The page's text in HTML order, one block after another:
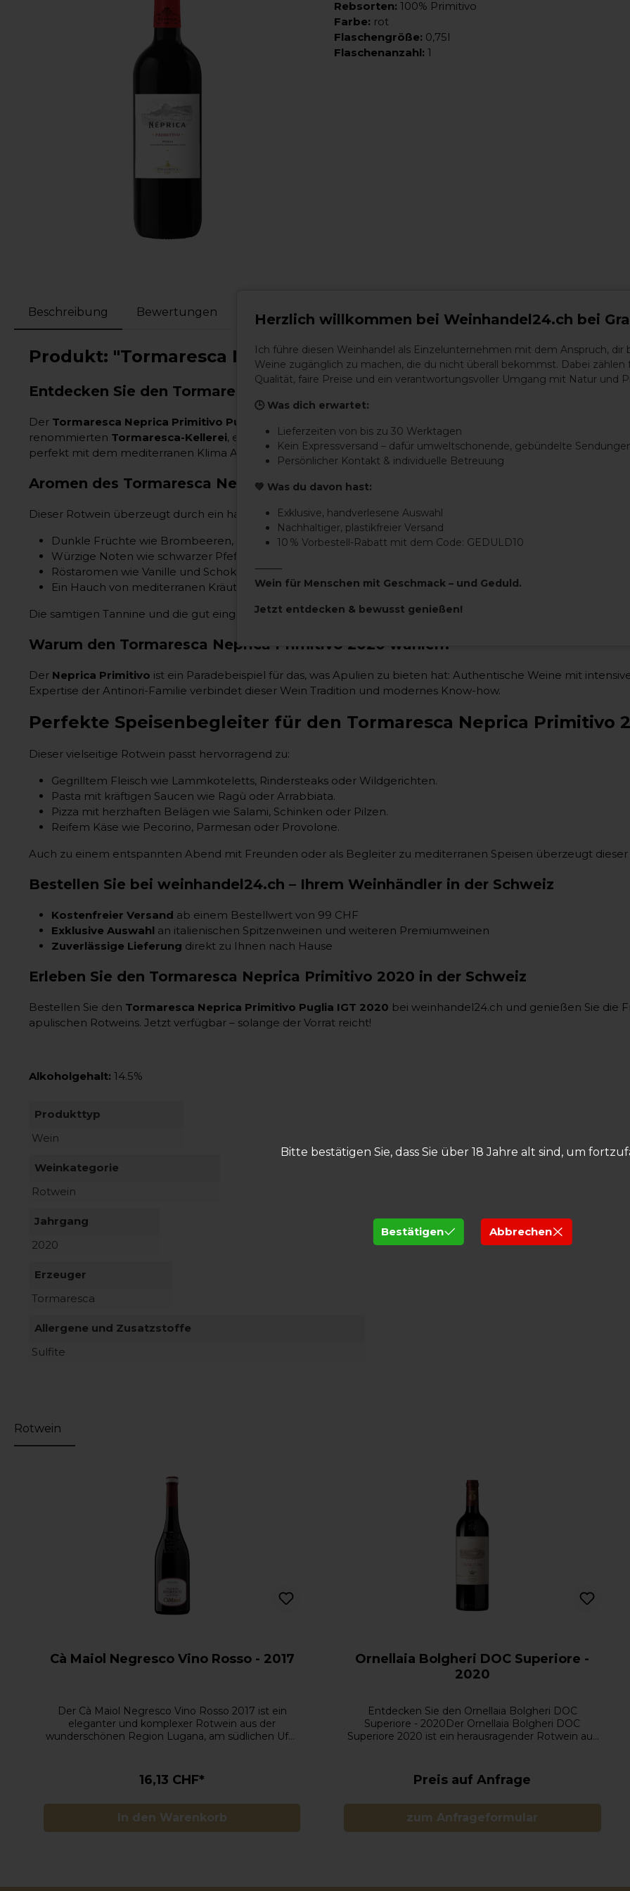
Bitte bestätigen Sie, dass Sie über 18 Jahre alt sind, um
Bestätigen Abbrechen
Rebsorten: 100% Primitivo
Farbe: rot
Flaschengröße: 0,75l
Flaschenanzahl: 1
Beschreibung Bewertungen
Produkt: "Tormaresca Neprica Primitivo Puglia IGT - 2020"
Entdecken Sie den Tormaresca Neprica Primitivo Puglia IGT - 2020
Der Tormaresca Neprica Primitivo Puglia IGT 2020 ist ein vollmundiger und ausdrucksstarker Rotwein aus
renommierten Tormaresca-Kellerei, einer Marke der berühmten Familie Antinori, repräsentiert dieser Wein
perfekt mit dem mediterranen Klima Apuliens harmoniert.
Aromen des Tormaresca Neprica Primitivo 2020: Fruchtig und Würzig
Dieser Rotwein überzeugt durch ein harmonisches und intensives Aromenspektrum:
Dunkle Früchte wie Brombeeren, Schwarzkirschen und reife Pflaumen, die für eine saftige Fruchtigkeit
Würzige Noten wie schwarzer Pfeffer und Lakritz, die Tiefe und Komplexität verleihen.
Röstaromen wie Vanille und Schokolade, die durch den dezenten Ausbau im Holzfass entstehen.
Ein Hauch von mediterranen Kräutern, der an die sonnenverwöhnte Landschaft Apuliens erinnert.
Die samtigen Tannine und die gut eingebundene Säure sorgen für ein angenehmes Mundgefühl und einen
Warum den Tormaresca Neprica Primitivo 2020 wählen?
Der Neprica Primitivo ist ein Paradebeispiel für das, was Apulien zu bieten hat: Authentische Weine mit
Expertise der Antinori-Familie verbindet dieser Wein Tradition und modernes Know-how.
Perfekte Speisenbegleiter für den Tormaresca Neprica Primitivo
Dieser vielseitige Rotwein passt hervorragend zu:
Gegrilltem Fleisch wie Lammkoteletts, Rindersteaks oder Wildgerichten.
Pasta mit kräftigen Saucen wie Ragù oder Arrabbiata.
Pizza mit herzhaften Belägen wie Salami, Schinken oder Pilzen.
Reifem Käse wie Pecorino, Parmesan oder Provolone.
Auch zu einem entspannten Abend mit Freunden oder als Begleiter zu mediterranen Speisen überzeugt dieser
Bestellen Sie bei weinhandel24.ch – Ihrem Weinhändler in der Schweiz
Kostenfreier Versand ab einem Bestellwert von 99 CHF
Exklusive Auswahl an italienischen Spitzenweinen und weiteren Premiumweinen
Zuverlässige Lieferung direkt zu Ihnen nach Hause
Erleben Sie den Tormaresca Neprica Primitivo 2020 in der Schweiz
Bestellen Sie den Tormaresca Neprica Primitivo Puglia IGT 2020 bei weinhandel24.ch und genießen Sie die
apulischen Rotweins. Jetzt verfügbar – solange der Vorrat reicht!
Alkoholgehalt: 14.5%
Produkttyp
Wein
Weinkategorie
Rotwein
Jahrgang
2020
Erzeuger
Tormaresca
Allergene und Zusatzstoffe
Sulfite
Rotwein
Cà Maiol Negresco Vino Rosso - 2017
Der Cà Maiol Negresco Vino Rosso 2017 ist ein
eleganter und komplexer Rotwein aus der
wunderschönen Region Lugana, am südlichen Ufer
Wein die Rebsorten Groppello, Marzemino,
Sangiovese und Barbera, was ihm seine
verleiht.Der Jahrgang 2017 zeigt sich von seiner
besten Seite: Nach der Handlese reifen die Trauben
einen Wein, der sowohl Frische als auch Struktur
16,13 CHF*
In den Warenkorb
Ornellaia Bolgheri DOC Superiore -
2020
Entdecken Sie den Ornellaia Bolgheri DOC
Superiore - 2020Der Ornellaia Bolgheri DOC
Superiore 2020 ist ein herausragender Rotwein aus
Ornellaia, gilt dieser Supertuscan als einer der
besten und luxuriösesten Weine der Welt. Der
außergewöhnlicher Tiefe, Balance und Eleganz und
repräsentiert die Philosophie des Weinguts: Qualität
Brombeeren, schwarze Johannisbeeren und
Preis auf Anfrage
zum Anfrageformular
Herzlich willkommen bei Weinhandel24.ch bei
Ich führe diesen Weinhandel als Einzelunternehmen mit dem Anspruch, dir
Weine zugänglich zu machen, die du nicht überall bekommst. Dabei zählen
Qualität, faire Preise und ein verantwortungsvoller Umgang mit Natur und
🕒 Was dich erwartet:
Lieferzeiten von bis zu 30 Werktagen
Kein Expressversand – dafür umweltschonende, gebündelte
Persönlicher Kontakt & individuelle Betreuung
💚 Was du davon hast:
Exklusive, handverlesene Auswahl
Nachhaltiger, plastikfreier Versand
10 % Vorbestell-Rabatt mit dem Code: GEDULD10
⸻
Wein für Menschen mit Geschmack – und Geduld.
Jetzt entdecken & bewusst genießen!